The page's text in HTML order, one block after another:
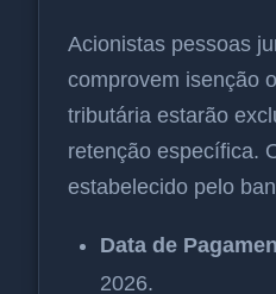
Acionistas pessoas
comprovem isenção
tributária estarão
retenção específica.
estabelecido pelo
Data de
2026.